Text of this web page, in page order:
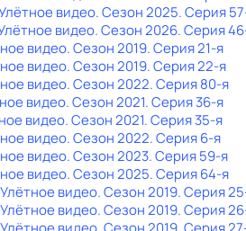
видео. Сезон 2025. Серия
видео. Сезон 2026. Серия
видео. Сезон 2019. Серия 21-я
видео. Сезон 2019. Серия 22-я
видео. Сезон 2022. Серия 80-я
видео. Сезон 2021. Серия 36-я
видео. Сезон 2021. Серия 35-я
видео. Сезон 2022. Серия 6-я
видео. Сезон 2023. Серия 59-я
видео. Сезон 2025. Серия 64-я
Улётное видео. Сезон 2019. Серия
Улётное видео. Сезон 2019. Серия